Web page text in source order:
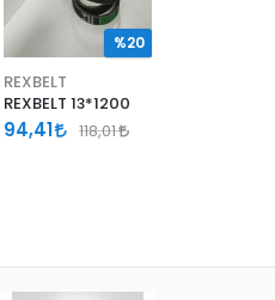
REXBELT
REXBELT 13*1200
94,41 118,01
%20